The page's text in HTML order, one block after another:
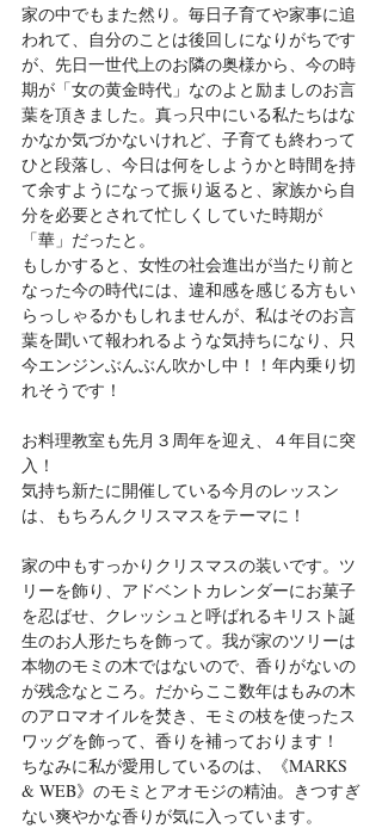
家の中でもまた然り。毎日子育てや家事に追
われて、自分のことは後回しになりがちです
が、先日一世代上のお隣の奥様から、今の時
期が「女の黄金時代」なのよと励ましのお言
葉を頂きました。真っ只中にいる私たちはな
かなか気づかないけれど、子育ても終わって
ひと段落し、今日は何をしようかと時間を持
て余すようになって振り返ると、家族から自
分を必要とされて忙しくしていた時期が
「華」だったと。
もしかすると、女性の社会進出が当たり前と
なった今の時代には、違和感を感じる方もい
らっしゃるかもしれませんが、私はそのお言
葉を聞いて報われるような気持ちになり、只
今エンジンぶんぶん吹かし中！！年内乗り切
れそうです！
お料理教室も先月３周年を迎え、４年目に突
入！
気持ち新たに開催している今月のレッスン
は、もちろんクリスマスをテーマに！
家の中もすっかりクリスマスの装いです。ツ
リーを飾り、アドベントカレンダーにお菓子
を忍ばせ、クレッシュと呼ばれるキリスト誕
生のお人形たちを飾って。我が家のツリーは
本物のモミの木ではないので、香りがないの
が残念なところ。だからここ数年はもみの木
のアロマオイルを焚き、モミの枝を使ったス
ワッグを飾って、香りを補っております！
ちなみに私が愛用しているのは、《MARKS
& WEB》のモミとアオモジの精油。きつすぎ
ない爽やかな香りが気に入っています。